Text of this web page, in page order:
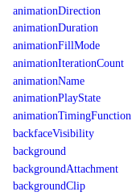
animationDirection
animationDuration
animationFillMode
animationIterationCount
animationName
animationPlayState
animationTimingFunction
backfaceVisibility
background
backgroundAttachment
backgroundClip